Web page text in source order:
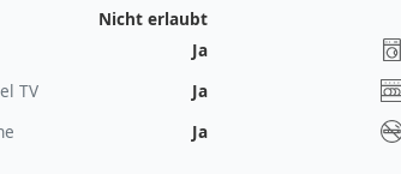
Nicht erlaubt
Ja
TV
Ja
Ja